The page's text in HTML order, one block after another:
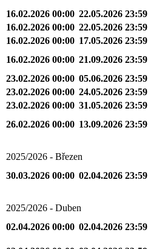
16.02.2026 00:00 22.05.2026 23:59
16.02.2026 00:00 22.05.2026 23:59
16.02.2026 00:00 17.05.2026 23:59
16.02.2026 00:00 21.09.2026 23:59
23.02.2026 00:00 05.06.2026 23:59
23.02.2026 00:00 24.05.2026 23:59
23.02.2026 00:00 31.05.2026 23:59
26.02.2026 00:00 13.09.2026 23:59
2025/2026 - Březen
30.03.2026 00:00 02.04.2026 23:59
2025/2026 - Duben
02.04.2026 00:00 02.04.2026 23:59